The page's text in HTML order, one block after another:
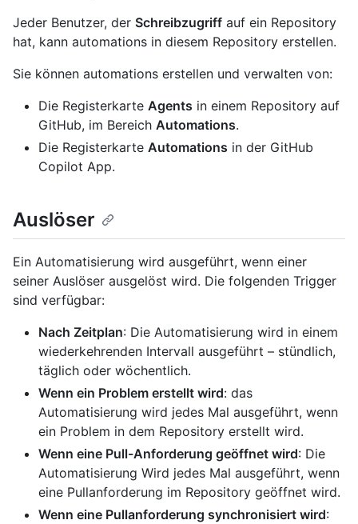
Jeder Benutzer, der Schreibzugriff auf ein Repository
hat, kann automations in diesem Repository erstellen.
Sie können automations erstellen und verwalten von:
Die Registerkarte Agents in einem Repository auf
GitHub, im Bereich Automations.
Die Registerkarte Automations in der GitHub
Copilot App.
Auslöser
Ein Automatisierung wird ausgeführt, wenn einer
seiner Auslöser ausgelöst wird. Die folgenden Trigger
sind verfügbar:
Nach Zeitplan: Die Automatisierung wird in einem
wiederkehrenden Intervall ausgeführt – stündlich,
täglich oder wöchentlich.
Wenn ein Problem erstellt wird: das
Automatisierung wird jedes Mal ausgeführt, wenn
ein Problem in dem Repository erstellt wird.
Wenn eine Pull-Anforderung geöffnet wird: Die
Automatisierung Wird jedes Mal ausgeführt, wenn
eine Pullanforderung im Repository geöffnet wird.
Wenn eine Pullanforderung synchronisiert wird: